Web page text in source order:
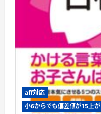
aff対応
小6からでも偏差値が15上